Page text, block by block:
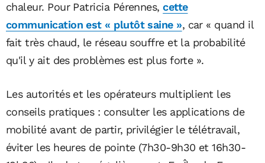
chaleur. Pour Patricia Pérennes,cette
communication est « plutôt saine », car « quand il
fait très chaud, le réseau souffre et la probabilité
qu'il y ait des problèmes est plus forte ».
Les autorités et les opérateurs multiplient les
conseils pratiques : consulter les applications de
mobilité avant de partir, privilégier le télétravail,
éviter les heures de pointe (7h30-9h30 et 16h30-